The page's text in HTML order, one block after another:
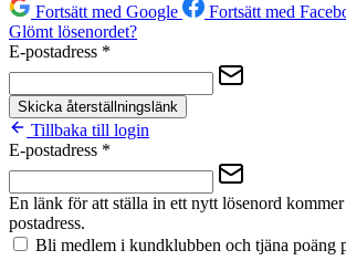
Fortsätt med Google
Fortsätt med
Glömt lösenordet?
E-postadress *
Skicka återställningslänk
Tillbaka till login
E-postadress *
En länk för att ställa in ett nytt lösenord
postadress.
Bli medlem i kundklubben och tjäna poäng